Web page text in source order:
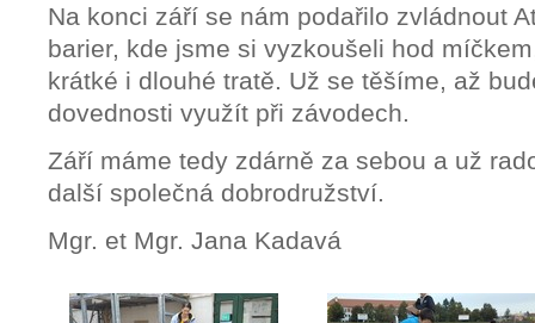
Na konci září se nám podařilo zvládnout
barier, kde jsme si vyzkoušeli hod
krátké i dlouhé tratě. Už se těšíme, až
dovednosti využít při závodech.
Září máme tedy zdárně za sebou a už
další společná dobrodružství.
Mgr. et Mgr. Jana Kadavá